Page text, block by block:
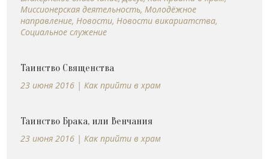
Миссионерская деятельность,Молодёжное
направление,Новости,Новости викариатства,
Социальное служение
Таинство Священства
23 июня 2016 |Как прийти в храм
Таинство Брака, или Венчания
23 июня 2016 |Как прийти в храм